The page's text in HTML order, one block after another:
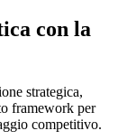
con la
strategica,
framework per
competitivo.